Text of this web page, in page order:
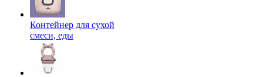
Контейнер для сухой
смеси, еды